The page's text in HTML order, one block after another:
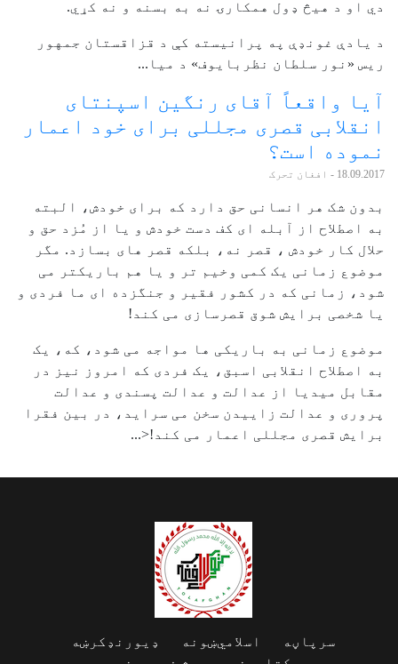
دي او د هیڅ ډول همکارۍ نه به بسنه و نه کړي.
د یادې غونډې په پرانیسته کې د قزاقستان جمهور
ریس «نور سلطان نظربایوف» د میا...
آیا واقعاً آقای رنگین اسپنتای
انقلابی قصری مجللی برای خود اعمار
نموده است؟
18.09.2017 - افغان تحرک
بدون شک هر انسانی حق دارد که برای خودش، البته
به اصطلاح از آبله ای کف دست خودش و یا از مُزد حق و
حلال کار خودش ، قصر نه، بلکه قصر های بسازد. مگر
موضوع زمانی یک کمی وخیم تر و یا هم باریکتر می
شود، زمانی که در کشور فقیر و جنگزده ای ما فردی و
یا شخصی برایش شوق قصرسازی می کند!
موضوع زمانی به باریکی ها مواجه می شود، که، یک
به اصطلاح انقلابی اسبق، یک فردی که امروز نیز در
مقابل میدیا از عدالت و عدالت پسندی و عدالت
پروری و عدالت زاییدن سخن می سراید، در بین فقرا
برایش قصری مجللی اعمار می کند!<...
سرپاڼه اسلامي‌ښونه
ډیورنډ‌کرښه